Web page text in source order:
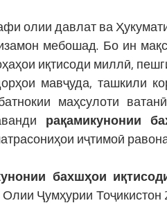
олии давлат ва
мебошад. Бо ин
иқтисоди миллӣ,
мавҷуда, ташкили
маҳсулоти
рақамикунонии
иҷтимоӣ
бахшҳои
Ҷумҳурии Тоҷикистон